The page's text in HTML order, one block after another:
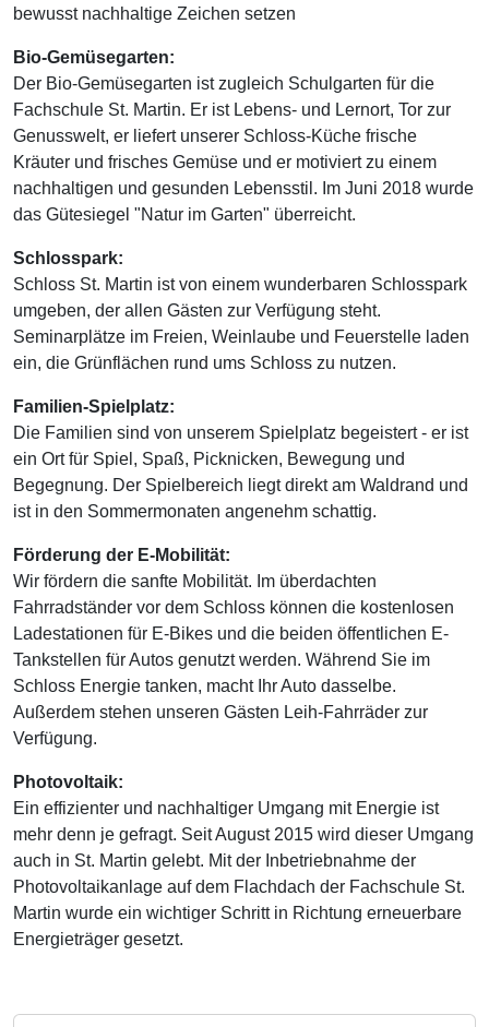
bewusst nachhaltige Zeichen setzen
Bio-Gemüsegarten:
Der Bio-Gemüsegarten ist zugleich Schulgarten für die
Fachschule St. Martin. Er ist Lebens- und Lernort, Tor zur
Genusswelt, er liefert unserer Schloss-Küche frische
Kräuter und frisches Gemüse und er motiviert zu einem
nachhaltigen und gesunden Lebensstil. Im Juni 2018 wurde
das Gütesiegel "Natur im Garten" überreicht.
Schlosspark:
Schloss St. Martin ist von einem wunderbaren Schlosspark
umgeben, der allen Gästen zur Verfügung steht.
Seminarplätze im Freien, Weinlaube und Feuerstelle laden
ein, die Grünflächen rund ums Schloss zu nutzen.
Familien-Spielplatz:
Die Familien sind von unserem Spielplatz begeistert - er ist
ein Ort für Spiel, Spaß, Picknicken, Bewegung und
Begegnung. Der Spielbereich liegt direkt am Waldrand und
ist in den Sommermonaten angenehm schattig.
Förderung der E-Mobilität:
Wir fördern die sanfte Mobilität. Im überdachten
Fahrradständer vor dem Schloss können die kostenlosen
Ladestationen für E-Bikes und die beiden öffentlichen E-
Tankstellen für Autos genutzt werden. Während Sie im
Schloss Energie tanken, macht Ihr Auto dasselbe.
Außerdem stehen unseren Gästen Leih-Fahrräder zur
Verfügung.
Photovoltaik:
Ein effizienter und nachhaltiger Umgang mit Energie ist
mehr denn je gefragt. Seit August 2015 wird dieser Umgang
auch in St. Martin gelebt. Mit der Inbetriebnahme der
Photovoltaikanlage auf dem Flachdach der Fachschule St.
Martin wurde ein wichtiger Schritt in Richtung erneuerbare
Energieträger gesetzt.